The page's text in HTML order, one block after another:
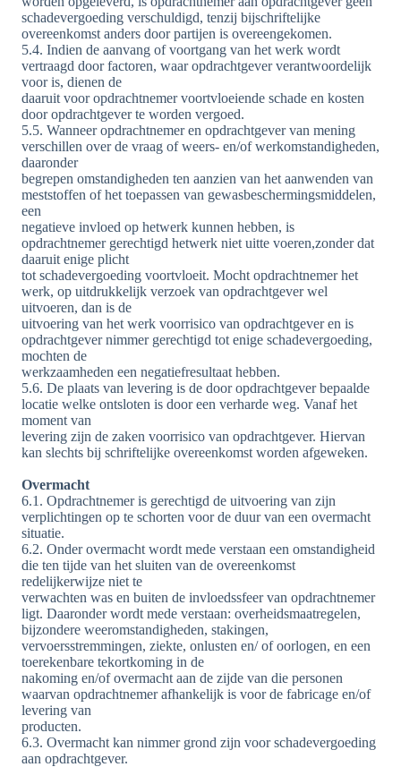
schadevergoeding verschuldigd, tenzij bijschriftelijke
overeenkomst anders door partijen is overeengekomen.
5.4. Indien de aanvang of voortgang van het werk wordt
vertraagd door factoren, waar opdrachtgever verantwoordelijk
voor is, dienen de
daaruit voor opdrachtnemer voortvloeiende schade en kosten
door opdrachtgever te worden vergoed.
5.5. Wanneer opdrachtnemer en opdrachtgever van mening
verschillen over de vraag of weers- en/of werkomstandigheden,
daaronder
begrepen omstandigheden ten aanzien van het aanwenden van
meststoffen of het toepassen van gewasbeschermingsmiddelen,
een
negatieve invloed op hetwerk kunnen hebben, is
opdrachtnemer gerechtigd hetwerk niet uitte voeren,zonder dat
daaruit enige plicht
tot schadevergoeding voortvloeit. Mocht opdrachtnemer het
werk, op uitdrukkelijk verzoek van opdrachtgever wel
uitvoeren, dan is de
uitvoering van het werk voorrisico van opdrachtgever en is
opdrachtgever nimmer gerechtigd tot enige schadevergoeding,
mochten de
werkzaamheden een negatiefresultaat hebben.
5.6. De plaats van levering is de door opdrachtgever bepaalde
locatie welke ontsloten is door een verharde weg. Vanaf het
moment van
levering zijn de zaken voorrisico van opdrachtgever. Hiervan
kan slechts bij schriftelijke overeenkomst worden afgeweken.
Overmacht
6.1. Opdrachtnemer is gerechtigd de uitvoering van zijn
verplichtingen op te schorten voor de duur van een overmacht
situatie.
6.2. Onder overmacht wordt mede verstaan een omstandigheid
die ten tijde van het sluiten van de overeenkomst
redelijkerwijze niet te
verwachten was en buiten de invloedssfeer van opdrachtnemer
ligt. Daaronder wordt mede verstaan: overheidsmaatregelen,
bijzondere weeromstandigheden, stakingen,
vervoersstremmingen, ziekte, onlusten en/ of oorlogen, en een
toerekenbare tekortkoming in de
nakoming en/of overmacht aan de zijde van die personen
waarvan opdrachtnemer afhankelijk is voor de fabricage en/of
levering van
producten.
6.3. Overmacht kan nimmer grond zijn voor schadevergoeding
aan opdrachtgever.